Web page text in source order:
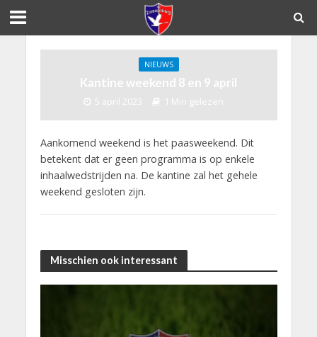
NIEUWS
Kantine weekend 8 en 9 april
5 april 2023 1 Min gelezen
Aankomend weekend is het paasweekend. Dit
betekent dat er geen programma is op enkele
inhaalwedstrijden na. De kantine zal het gehele
weekend gesloten zijn.
Misschien ook interessant